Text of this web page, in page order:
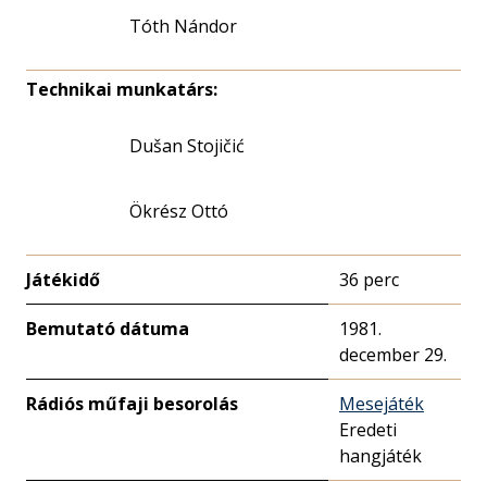
Tóth Nándor
Technikai munkatárs:
Dušan Stojičić
Ökrész Ottó
Játékidő 36 perc
Bemutató dátuma
1981.
december 29.
Rádiós műfaji besorolás
Mesejáték
Eredeti
hangjáték